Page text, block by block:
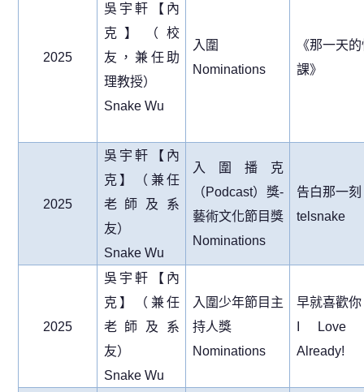
2025
吳宇軒【內
克】（校
友，兼任助
理教授）
Snake Wu
入圍
Nominations
《那一天
課》
2025
吳宇軒【內
克】（兼任
老師及系
友）
Snake Wu
入圍播克
（Podcast）獎-
藝術文化節目獎
Nominations
告白那一刻
telsnake
2025
吳宇軒【內
克】（兼任
老師及系
友）
Snake Wu
入圍少年節目主
持人獎
Nominations
早就喜歡你
I Love
Already!